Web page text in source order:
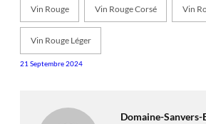
Vin Rouge Vin Rouge Corsé Vin
Vin Rouge Léger
21 Septembre 2024
Domaine-